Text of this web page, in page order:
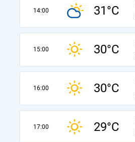
14:00 31°C
15:00 30°C
16:00 30°C
17:00 29°C